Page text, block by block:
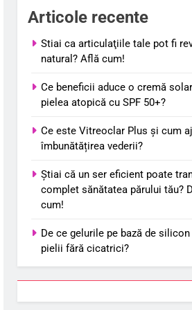
Articole recente
Stiai ca articulaţiile tale pot fi
natural? Află cum!
Ce beneficii aduce o cremă
pielea atopică cu SPF 50+?
Ce este Vitreoclar Plus și cum
îmbunătățirea vederii?
Știai că un ser eficient poate
complet sănătatea părului tău?
cum!
De ce gelurile pe bază de
pielii fără cicatrici?